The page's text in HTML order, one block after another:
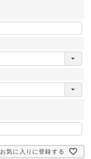
お気に入りに登録する